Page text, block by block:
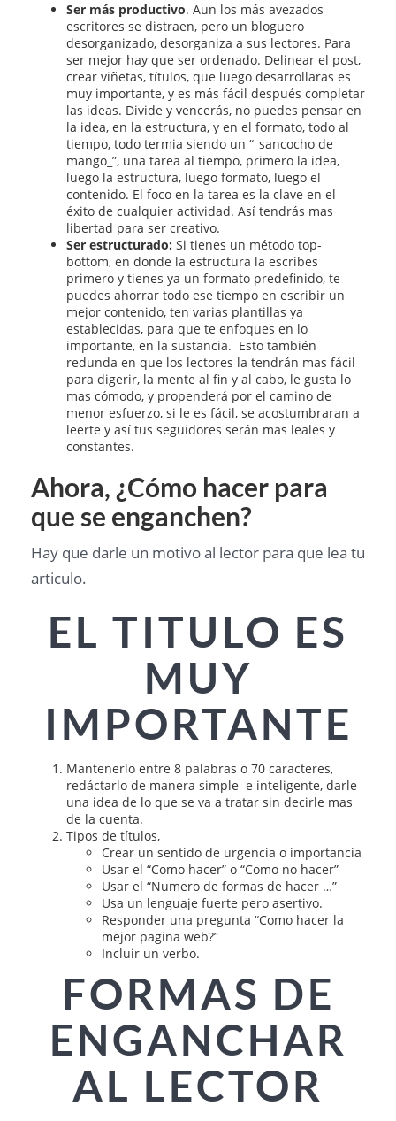
Ser más productivo. Aun los más avezados
escritores se distraen, pero un bloguero
desorganizado, desorganiza a sus lectores. Para
ser mejor hay que ser ordenado. Delinear el post,
crear viñetas, títulos, que luego desarrollaras es
muy importante, y es más fácil después completar
las ideas. Divide y vencerás, no puedes pensar en
la idea, en la estructura, y en el formato, todo al
tiempo, todo termia siendo un “_sancocho de
mango_”, una tarea al tiempo, primero la idea,
luego la estructura, luego formato, luego el
contenido. El foco en la tarea es la clave en el
éxito de cualquier actividad. Así tendrás mas
libertad para ser creativo.
Ser estructurado: Si tienes un método top-
bottom, en donde la estructura la escribes
primero y tienes ya un formato predefinido, te
puedes ahorrar todo ese tiempo en escribir un
mejor contenido, ten varias plantillas ya
establecidas, para que te enfoques en lo
importante, en la sustancia. Esto también
redunda en que los lectores la tendrán mas fácil
para digerir, la mente al fin y al cabo, le gusta lo
mas cómodo, y propenderá por el camino de
menor esfuerzo, si le es fácil, se acostumbraran a
leerte y así tus seguidores serán mas leales y
constantes.
Ahora, ¿Cómo hacer para
que se enganchen?
Hay que darle un motivo al lector para que lea tu
articulo.
EL TITULO ES
MUY
IMPORTANTE
Mantenerlo entre 8 palabras o 70 caracteres,
redáctarlo de manera simple e inteligente, darle
una idea de lo que se va a tratar sin decirle mas
de la cuenta.
Tipos de títulos,
Crear un sentido de urgencia o importancia
Usar el “Como hacer” o “Como no hacer”
Usar el “Numero de formas de hacer …”
Usa un lenguaje fuerte pero asertivo.
Responder una pregunta “Como hacer la
mejor pagina web?”
Incluir un verbo.
FORMAS DE
ENGANCHAR
AL LECTOR